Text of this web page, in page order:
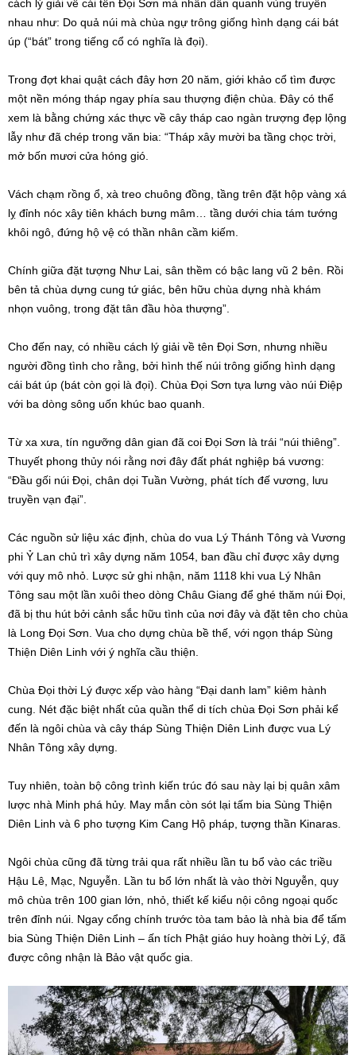
cách lý giải về cái tên Đọi Sơn mà nhân dân quanh vùng truyền
nhau như: Do quả núi mà chùa ngự trông giống hình dạng cái bát
úp (“bát” trong tiếng cổ có nghĩa là đọi).
Trong đợt khai quật cách đây hơn 20 năm, giới khảo cổ tìm được
một nền móng tháp ngay phía sau thượng điện chùa. Đây có thể
xem là bằng chứng xác thực về cây tháp cao ngàn trượng đẹp lộng
lẫy như đã chép trong văn bia: “Tháp xây mười ba tầng chọc trời,
mở bốn mươi cửa hóng gió.
Vách chạm rồng ổ, xà treo chuông đồng, tầng trên đặt hộp vàng xá
lỵ đỉnh nóc xây tiên khách bưng mâm… tầng dưới chia tám tướng
khôi ngô, đứng hộ vệ có thần nhân cầm kiếm.
Chính giữa đặt tượng Như Lai, sân thềm có bậc lang vũ 2 bên. Rồi
bên tả chùa dựng cung tứ giác, bên hữu chùa dựng nhà khám
nhọn vuông, trong đặt tân đầu hòa thượng”.
Cho đến nay, có nhiều cách lý giải về tên Đọi Sơn, nhưng nhiều
người đồng tình cho rằng, bởi hình thế núi trông giống hình dạng
cái bát úp (bát còn gọi là đọi). Chùa Đọi Sơn tựa lưng vào núi Ðiệp
với ba dòng sông uốn khúc bao quanh.
Từ xa xưa, tín ngưỡng dân gian đã coi Đọi Sơn là trái “núi thiêng”.
Thuyết phong thủy nói rằng nơi đây đất phát nghiệp bá vương:
“Đầu gối núi Đọi, chân dọi Tuần Vường, phát tích đế vương, lưu
truyền vạn đại”.
Các nguồn sử liệu xác định, chùa do vua Lý Thánh Tông và Vương
phi Ỷ Lan chủ trì xây dựng năm 1054, ban đầu chỉ được xây dựng
với quy mô nhỏ. Lược sử ghi nhận, năm 1118 khi vua Lý Nhân
Tông sau một lần xuôi theo dòng Châu Giang để ghé thăm núi Đọi,
đã bị thu hút bởi cảnh sắc hữu tình của nơi đây và đặt tên cho chùa
là Long Đọi Sơn. Vua cho dựng chùa bề thế, với ngọn tháp Sùng
Thiện Diên Linh với ý nghĩa cầu thiện.
Chùa Đọi thời Lý được xếp vào hàng “Đại danh lam” kiêm hành
cung. Nét đặc biệt nhất của quần thể di tích chùa Đọi Sơn phải kể
đến là ngôi chùa và cây tháp Sùng Thiện Diên Linh được vua Lý
Nhân Tông xây dựng.
Tuy nhiên, toàn bộ công trình kiến trúc đó sau này lại bị quân xâm
lược nhà Minh phá hủy. May mắn còn sót lại tấm bia Sùng Thiện
Diên Linh và 6 pho tượng Kim Cang Hộ pháp, tượng thần Kinaras.
Ngôi chùa cũng đã từng trải qua rất nhiều lần tu bổ vào các triều
Hậu Lê, Mạc, Nguyễn. Lần tu bổ lớn nhất là vào thời Nguyễn, quy
mô chùa trên 100 gian lớn, nhỏ, thiết kế kiểu nội công ngoại quốc
trên đỉnh núi. Ngay cổng chính trước tòa tam bảo là nhà bia để tấm
bia Sùng Thiện Diên Linh – ấn tích Phật giáo huy hoàng thời Lý, đã
được công nhận là Bảo vật quốc gia.